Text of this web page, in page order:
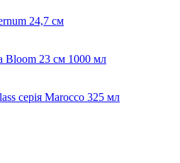
24,7 см
Bloom 23 см 1000 мл
серія Marocco 325 мл